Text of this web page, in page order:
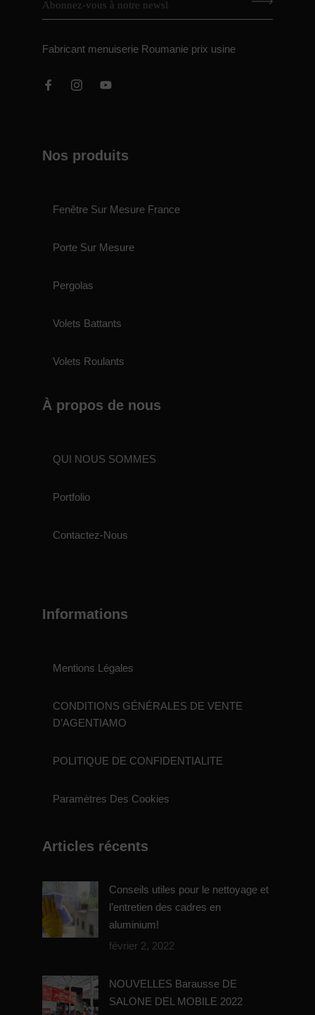
Fabricant menuiserie Roumanie prix usine
Nos produits
Fenêtre Sur Mesure France
Porte Sur Mesure
Pergolas
Volets Battants
Volets Roulants
À propos de nous
QUI NOUS SOMMES
Portfolio
Contactez-Nous
Informations
Mentions Légales
CONDITIONS GÉNÉRALES DE VENTE
D’AGENTIAMO
POLITIQUE DE CONFIDENTIALITE
Paramètres Des Cookies
Articles récents
Conseils utiles pour le nettoyage et
l’entretien des cadres en
aluminium!
février 2, 2022
NOUVELLES Barausse DE
SALONE DEL MOBILE 2022